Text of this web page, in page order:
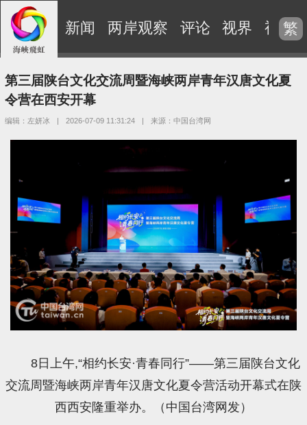
新闻 两岸观察 评论 视界 视频
繁
第三届陕台文化交流周暨海峡两岸青年汉唐文化夏
令营在西安开幕
编辑：左妍冰 | 2026-07-09 11:31:24 | 来源：中国台湾网
8日上午,“相约长安·青春同行”——第三届陕台文化
交流周暨海峡两岸青年汉唐文化夏令营活动开幕式在陕
西西安隆重举办。（中国台湾网发）